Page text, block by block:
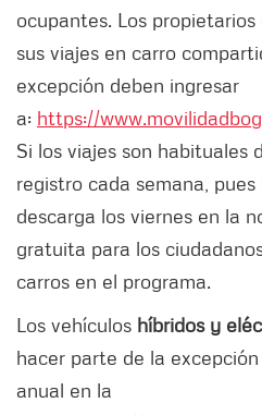
ocupantes. Los
sus viajes en carro
excepción deben ingresar
a: https://
Si los viajes son habituales
registro cada semana,
descarga los viernes en la
gratuita para los
carros en el programa.
Los vehículos híbridos y
hacer parte de la
anual en la